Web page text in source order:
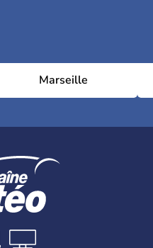
Marseille